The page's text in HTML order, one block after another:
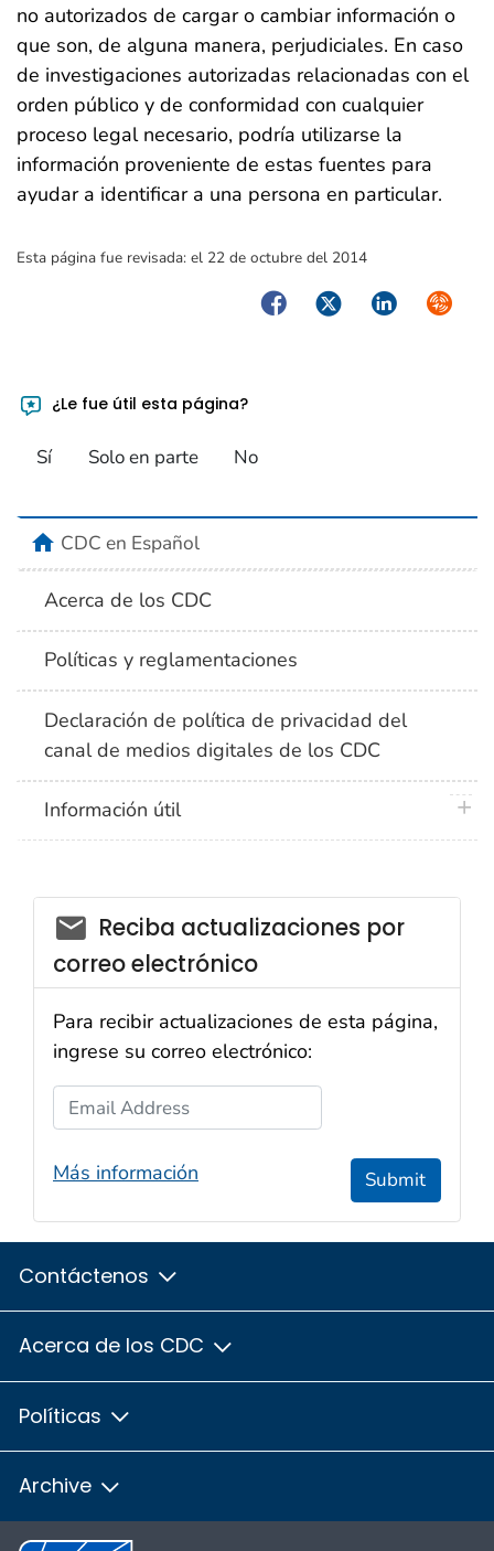
no autorizados de cargar o cambiar información o
que son, de alguna manera, perjudiciales. En caso
de investigaciones autorizadas relacionadas con el
orden público y de conformidad con cualquier
proceso legal necesario, podría utilizarse la
información proveniente de estas fuentes para
ayudar a identificar a una persona en particular.
Esta página fue revisada: el 22 de octubre del 2014
FacebookTwitterLinkedIn
¿Le fue útil esta página?
Sí Solo en parte No
homeCDC en Español
Acerca de los CDC
Políticas y reglamentaciones
Declaración de política de privacidad del
canal de medios digitales de los CDC
Información útil
Reciba actualizaciones por
correo electrónico
Para recibir actualizaciones de esta página,
ingrese su correo electrónico:
Email Address
Más información Submit
Contáctenos
Acerca de los CDC
Políticas
Archive